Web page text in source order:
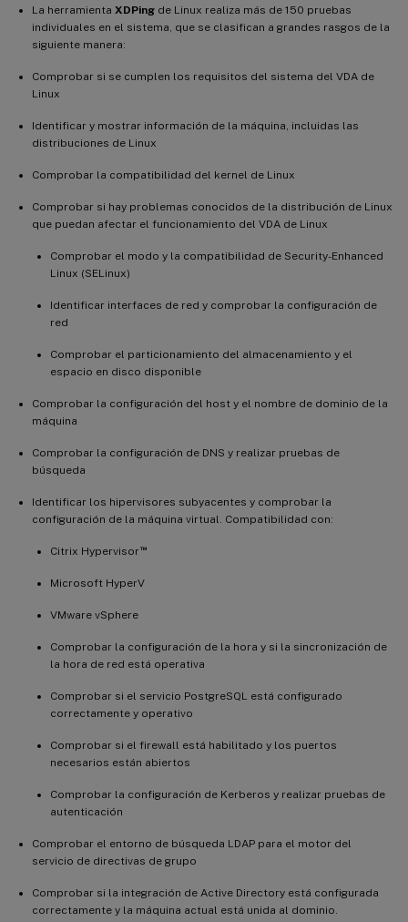
La herramienta XDPing de Linux realiza más de 150 pruebas
individuales en el sistema, que se clasifican a grandes rasgos de la
siguiente manera:
Comprobar si se cumplen los requisitos del sistema del VDA de
Linux
Identificar y mostrar información de la máquina, incluidas las
distribuciones de Linux
Comprobar la compatibilidad del kernel de Linux
Comprobar si hay problemas conocidos de la distribución de Linux
que puedan afectar el funcionamiento del VDA de Linux
Comprobar el modo y la compatibilidad de Security-Enhanced
Linux (SELinux)
Identificar interfaces de red y comprobar la configuración de
red
Comprobar el particionamiento del almacenamiento y el
espacio en disco disponible
Comprobar la configuración del host y el nombre de dominio de la
máquina
Comprobar la configuración de DNS y realizar pruebas de
búsqueda
Identificar los hipervisores subyacentes y comprobar la
configuración de la máquina virtual. Compatibilidad con:
Citrix Hypervisor™
Microsoft HyperV
VMware vSphere
Comprobar la configuración de la hora y si la sincronización de
la hora de red está operativa
Comprobar si el servicio PostgreSQL está configurado
correctamente y operativo
Comprobar si el firewall está habilitado y los puertos
necesarios están abiertos
Comprobar la configuración de Kerberos y realizar pruebas de
autenticación
Comprobar el entorno de búsqueda LDAP para el motor del
servicio de directivas de grupo
Comprobar si la integración de Active Directory está configurada
correctamente y la máquina actual está unida al dominio.